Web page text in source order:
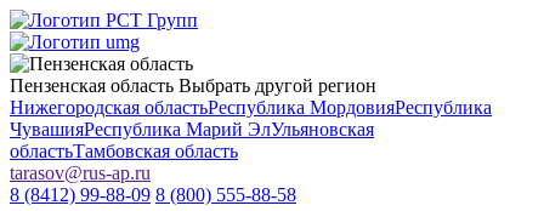
Пензенская область Выбрать другой регион
Нижегородская областьРеспублика МордовияРеспублика
ЧувашияРеспублика Марий ЭлУльяновская
областьТамбовская область
tarasov@rus-ap.ru
8 (8412) 99-88-09 8 (800) 555-88-58